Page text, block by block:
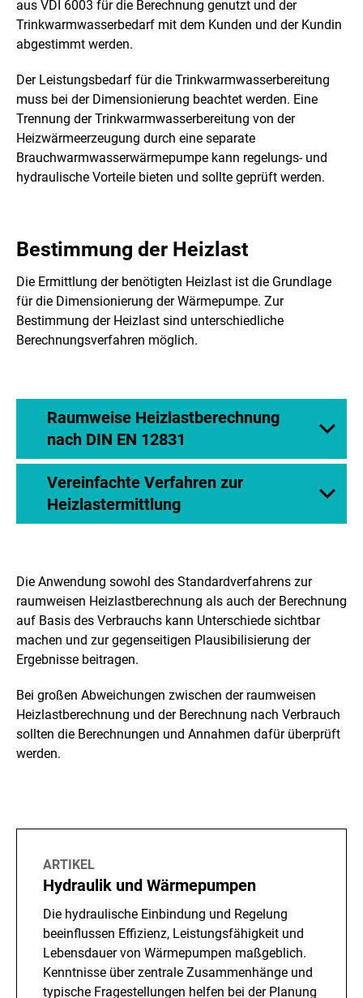
aus VDI 6003 für die Berechnung genutzt und der
Trinkwarmwasserbedarf mit dem Kunden und der Kundin
abgestimmt werden.
Der Leistungsbedarf für die Trinkwarmwasserbereitung
muss bei der Dimensionierung beachtet werden. Eine
Trennung der Trinkwarmwasserbereitung von der
Heizwärmeerzeugung durch eine separate
Brauchwarmwasserwärmepumpe kann regelungs- und
hydraulische Vorteile bieten und sollte geprüft werden.
Bestimmung der Heizlast
Die Ermittlung der benötigten Heizlast ist die Grundlage
für die Dimensionierung der Wärmepumpe. Zur
Bestimmung der Heizlast sind unterschiedliche
Berechnungsverfahren möglich.
Raumweise Heizlastberechnung
nach DIN EN 12831
Vereinfachte Verfahren zur
Heizlastermittlung
Die Anwendung sowohl des Standardverfahrens zur
raumweisen Heizlastberechnung als auch der Berechnung
auf Basis des Verbrauchs kann Unterschiede sichtbar
machen und zur gegenseitigen Plausibilisierung der
Ergebnisse beitragen.
Bei großen Abweichungen zwischen der raumweisen
Heizlastberechnung und der Berechnung nach Verbrauch
sollten die Berechnungen und Annahmen dafür überprüft
werden.
ARTIKEL
Hydraulik und Wärmepumpen
Die hydraulische Einbindung und Regelung
beeinflussen Effizienz, Leistungsfähigkeit und
Lebensdauer von Wärmepumpen maßgeblich.
Kenntnisse über zentrale Zusammenhänge und
typische Fragestellungen helfen bei der Planung